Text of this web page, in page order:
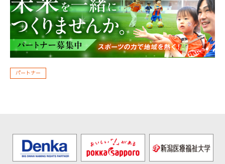
パートナー